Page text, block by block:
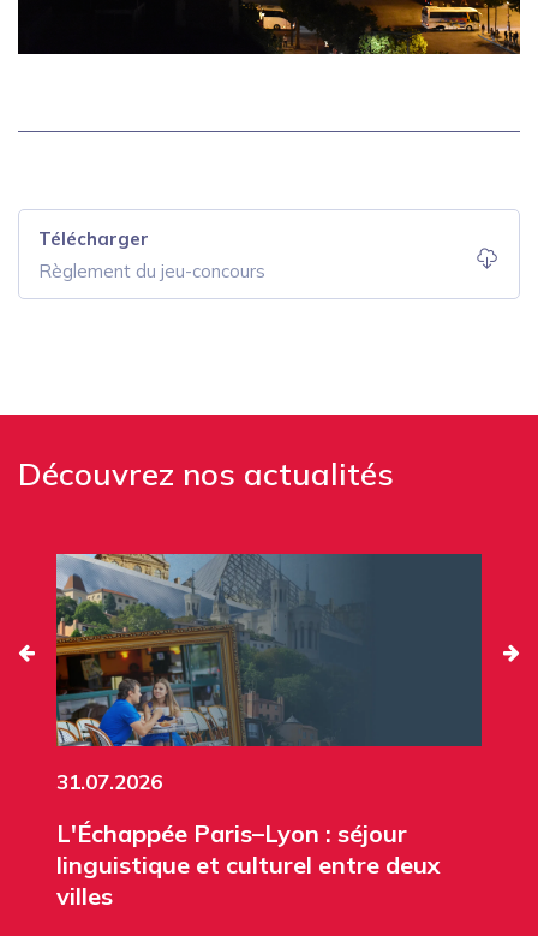
Télécharger
Règlement du jeu-concours
Découvrez nos actualités
31.07.2026
L'Échappée Paris–Lyon : séjour
linguistique et culturel entre deux
villes